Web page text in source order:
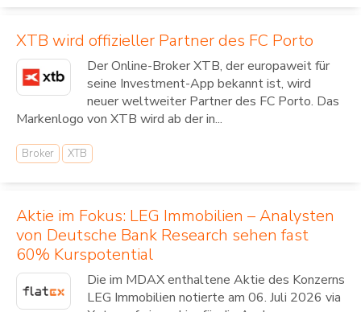
XTB wird offizieller Partner des FC Porto
Der Online-Broker XTB, der europaweit für
seine Investment-App bekannt ist, wird
neuer weltweiter Partner des FC Porto. Das
Markenlogo von XTB wird ab der in...
Broker XTB
Aktie im Fokus: LEG Immobilien – Analysten
von Deutsche Bank Research sehen fast
60% Kurspotential
Die im MDAX enthaltene Aktie des Konzerns
LEG Immobilien notierte am 06. Juli 2026 via